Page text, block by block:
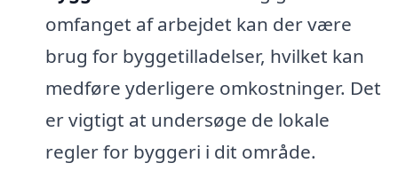
omfanget af arbejdet kan der være
brug for byggetilladelser, hvilket kan
medføre yderligere omkostninger. Det
er vigtigt at undersøge de lokale
regler for byggeri i dit område.